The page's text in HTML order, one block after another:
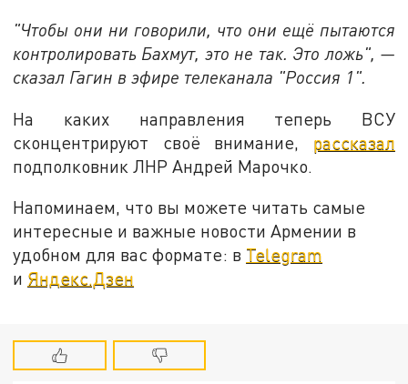
"Чтобы они ни говорили, что они ещё пытаются
контролировать Бахмут, это не так. Это ложь", —
сказал Гагин в эфире телеканала "Россия 1".
На каких направления теперь ВСУ
сконцентрируют своё внимание, рассказал
подполковник ЛНР Андрей Марочко.
Напоминаем, что вы можете читать самые
интересные и важные новости Армении в
удобном для вас формате: в Telegram
и Яндекс.Дзен